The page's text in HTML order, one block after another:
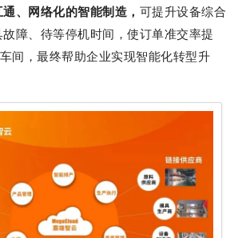
、网络化的智能制造， 可提升设备综合
障、待等停机时间，使订单准交率提
间，最终帮助企业实现智能化转型升